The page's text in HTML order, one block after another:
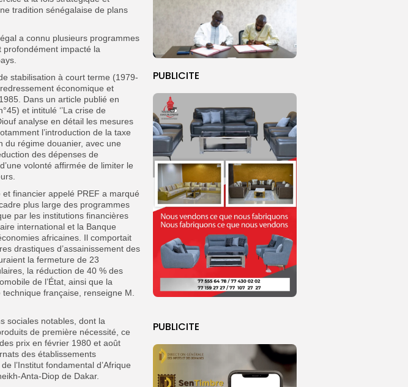
PUBLICITE
PUBLICITE
tradition sénégalaise de plans
a connu plusieurs programmes
impacté la
stabilisation à court terme (1979-
économique et
Dans un article publié en
et intitulé ‘’La crise de
analyse en détail les mesures
l’introduction de la taxe
du régime douanier, avec une
des dépenses de
volonté affirmée de limiter le
financier appelé PREF a marqué
plus large des programmes
par les institutions financières
international et la Banque
africaines. Il comportait
drastiques d’assainissement des
la fermeture de 23
la réduction de 40 % des
de l’État, ainsi que la
française, renseigne M.
sociales notables, dont la
de première nécessité, ce
prix en février 1980 et août
des établissements
l’Institut fondamental d’Afrique
Anta-Diop de Dakar.